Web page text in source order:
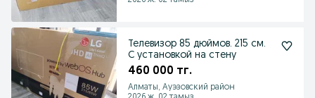
Телевизор 85 дюймов. 215 см.
С установкой на стену
460 000 тг.
Алматы, Ауэзовский район